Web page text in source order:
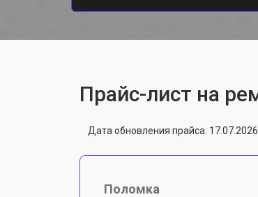
Прайс-лист на
Дата обновления прайса: 17.07.2026
Поломка